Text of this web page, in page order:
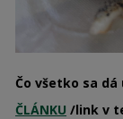
Čo všetko sa
ČLÁNKU /link v